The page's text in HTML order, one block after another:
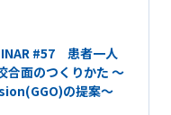
#57 患者一人
合面のつくりかた ～
の提案～